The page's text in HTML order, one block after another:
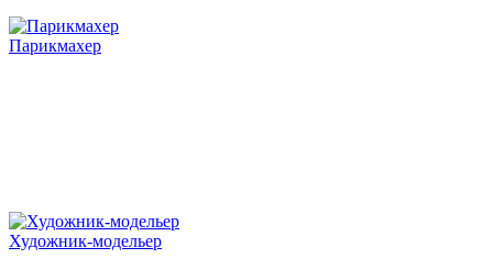
Парикмахер
Художник-модельер